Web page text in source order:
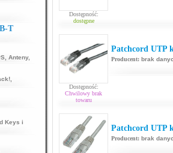
T
Anteny,
Keys i
Dostępność:
dostępne
Dostępność:
Chwilowy brak
towaru
Patchcord UTP
Producent: brak
Patchcord UTP
Producent: brak